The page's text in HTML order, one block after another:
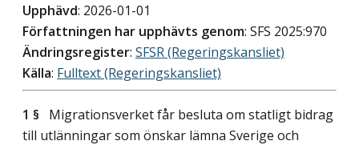
Upphävd: 2026-01-01
Författningen har upphävts genom: SFS 2025:970
Ändringsregister: SFSR (Regeringskansliet)
Källa: Fulltext (Regeringskansliet)
1 § Migrationsverket får besluta om statligt bidrag
till utlänningar som önskar lämna Sverige och